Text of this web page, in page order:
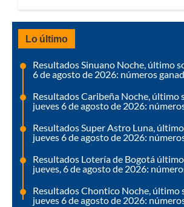
Lo último
Resultados Sinuano Noche, último
6 de agosto de 2026: números
Resultados Caribeña Noche, último
jueves 6 de agosto de 2026:
Resultados Super Astro Luna,
jueves 6 de agosto de 2026:
Resultados Lotería de Bogotá
jueves, 6 de agosto de 2026:
Resultados Chontico Noche, último
jueves 6 de agosto de 2026: